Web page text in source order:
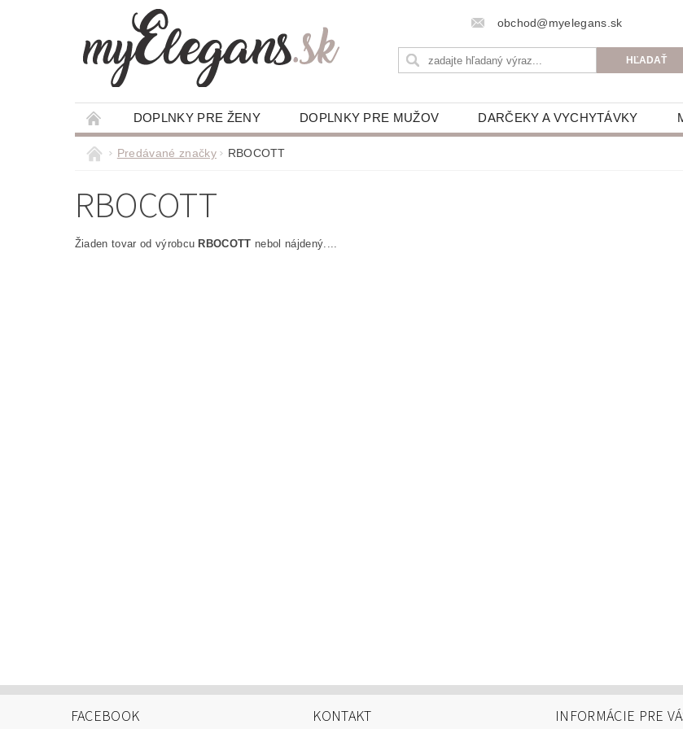
obchod@myelegans.sk
DOPLNKY PRE ŽENY DOPLNKY PRE MUŽOV DARČEKY A VYCHYTÁVKY
Predávané značky RBOCOTT
RBOCOTT
Žiaden tovar od výrobcu RBOCOTT nebol nájdený....
FACEBOOK KONTAKT INFORMÁCIE PRE